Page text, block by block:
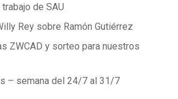
de SAU
Rey sobre Ramón Gutiérrez
ZWCAD y sorteo para nuestros
– semana del 24/7 al 31/7